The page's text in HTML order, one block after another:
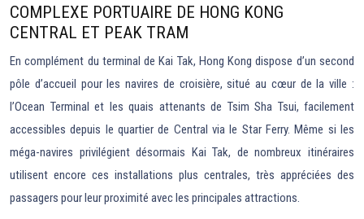
COMPLEXE PORTUAIRE DE HONG KONG
CENTRAL ET PEAK TRAM
En complément du terminal de Kai Tak, Hong Kong dispose d’un second
pôle d’accueil pour les navires de croisière, situé au cœur de la ville :
l’Ocean Terminal et les quais attenants de Tsim Sha Tsui, facilement
accessibles depuis le quartier de Central via le Star Ferry. Même si les
méga-navires privilégient désormais Kai Tak, de nombreux itinéraires
utilisent encore ces installations plus centrales, très appréciées des
passagers pour leur proximité avec les principales attractions.